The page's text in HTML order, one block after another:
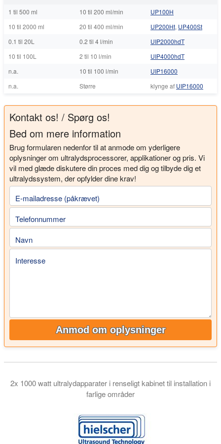
1 til 500 ml 10 til 200 ml/min
UP100H
10 til 2000 ml
20 til 400 ml/min UP200Ht, UP400St
0.1 til 20L
0.2 til 4 l/min
UIP2000hdT
10 til 100L
2 til 10 l/min
UIP4000hdT
n.a.
10 til 100 l/min
UIP16000
n.a.
Større klynge af UIP16000
Kontakt os! / Spørg os!
Bed om mere information
Brug formularen nedenfor til at anmode om yderligere
oplysninger om ultralydsprocessorer, applikationer og pris. Vi
vil med glæde diskutere din proces med dig og tilbyde dig et
ultralydssystem, der opfylder dine krav!
E-mailadresse (påkrævet)
Telefonnummer
Navn
Interesse
Anmod om oplysninger
2x 1000 watt ultralydapparater i renseligt kabinet til installation i
farlige områder